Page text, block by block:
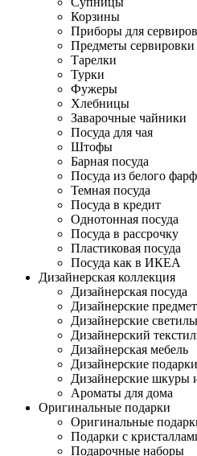
Корзины
Приборы для
Предметы сервировки
Тарелки
Турки
Фужеры
Хлебницы
Заварочные чайники
Посуда для чая
Штофы
Барная посуда
Посуда из белого
Темная посуда
Посуда в кредит
Однотонная посуда
Посуда в рассрочку
Пластиковая посуда
Посуда как в ИКЕА
Дизайнерская коллекция
Дизайнерская посуда
Дизайнерские
Дизайнерские
Дизайнерский
Дизайнерская мебель
Дизайнерские
Дизайнерские шкуры
Ароматы для дома
Оригинальные подарки
Оригинальные
Подарки с
Подарочные наборы